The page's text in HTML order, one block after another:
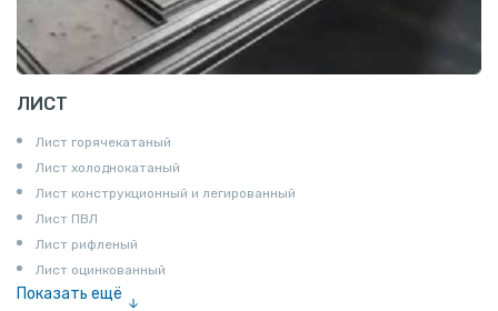
ЛИСТ
Лист горячекатаный
Лист холоднокатаный
Лист конструкционный и легированный
Лист ПВЛ
Лист рифленый
Лист оцинкованный
Показать ещё